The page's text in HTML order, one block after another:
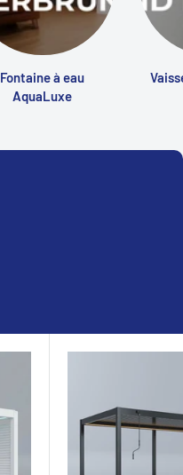
Fontaine à eau
AquaLuxe